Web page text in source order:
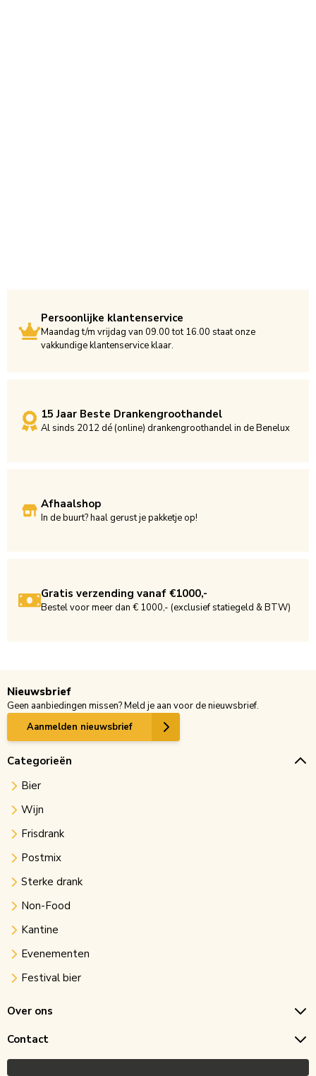
Persoonlijke klantenservice
Maandag t/m vrijdag van 09.00 tot 16.00 staat onze
vakkundige klantenservice klaar.
15 Jaar Beste Drankengroothandel
Al sinds 2012 dé (online) drankengroothandel in de Benelux
Afhaalshop
In de buurt? haal gerust je pakketje op!
Gratis verzending vanaf €1000,-
Bestel voor meer dan € 1000,- (exclusief statiegeld & BTW)
Nieuwsbrief
Geen aanbiedingen missen? Meld je aan voor de nieuwsbrief.
Aanmelden nieuwsbrief
Categorieën
Bier
Wijn
Frisdrank
Postmix
Sterke drank
Non-Food
Kantine
Evenementen
Festival bier
Over ons
Contact